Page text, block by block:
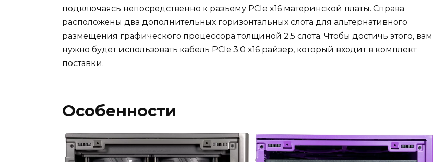
подключаясь непосредственно к разъему PCIe x16 материнской платы. Справа
расположены два дополнительных горизонтальных слота для альтернативного
размещения графического процессора толщиной 2,5 слота. Чтобы достичь этого, вам
нужно будет использовать кабель PCIe 3.0 x16 райзер, который входит в комплект
поставки.
Особенности